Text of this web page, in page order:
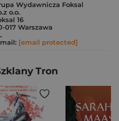
Wydawnicza Foksal
o.o.
16
017 Warszawa
[email protected]
Tron